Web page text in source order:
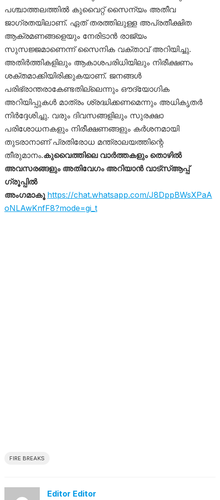
പശ്ചാത്തലത്തിൽ കുവൈറ്റ് സൈന്യം അതീവ
ജാഗ്രതയിലാണ്. ഏത് തരത്തിലുള്ള അപ്രതീക്ഷിത
ആക്രമണങ്ങളെയും നേരിടാൻ രാജ്യം
സുസജ്ജമാണെന്ന് സൈനിക വക്താവ് അറിയിച്ചു.
അതിർത്തികളിലും ആകാശപരിധിയിലും നിരീക്ഷണം
ശക്തമാക്കിയിരിക്കുകയാണ്. ജനങ്ങൾ
പരിഭ്രാന്തരാകേണ്ടതില്ലെന്നും ഔദ്യോഗിക
അറിയിപ്പുകൾ മാത്രം ശ്രദ്ധിക്കണമെന്നും അധികൃതർ
നിർദ്ദേശിച്ചു. വരും ദിവസങ്ങളിലും സുരക്ഷാ
പരിശോധനകളും നിരീക്ഷണങ്ങളും കർശനമായി
തുടരാനാണ് പ്രതിരോധ മന്ത്രാലയത്തിന്റെ
തീരുമാനം.കുവൈത്തിലെ വാർത്തകളും തൊഴിൽ
അവസരങ്ങളും അതിവേഗം അറിയാൻ വാട്സ്ആപ്പ്
ഗ്രൂപ്പിൽ
അംഗമാകൂ https://chat.whatsapp.com/J8DppBWsXPaA
oNLAwKnfF8?mode=gi_t
FIRE BREAKS
Editor Editor